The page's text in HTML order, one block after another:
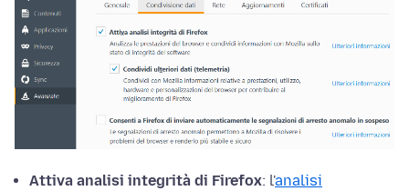
Attiva analisi integrità di Firefox: l'analisi